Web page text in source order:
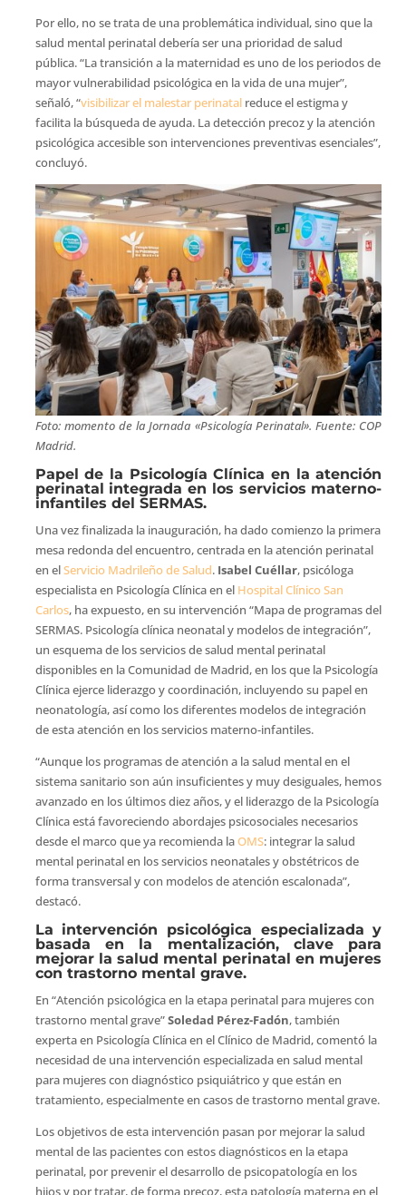
Por ello, no se trata de una problemática individual, sino que la
salud mental perinatal debería ser una prioridad de salud
pública. “La transición a la maternidad es uno de los periodos de
mayor vulnerabilidad psicológica en la vida de una mujer”,
señaló, “visibilizar el malestar perinatalreduce el estigma y
facilita la búsqueda de ayuda. La detección precoz y la atención
psicológica accesible son intervenciones preventivas esenciales”,
concluyó.
Foto: momento de la Jornada «Psicología Perinatal». Fuente: COP
Madrid.
Papel de la Psicología Clínica en la atención
perinatal integrada en los servicios materno-
infantiles del SERMAS.
Una vez finalizada la inauguración, ha dado comienzo la primera
mesa redonda del encuentro, centrada en la atención perinatal
en elServicio Madrileño de Salud. Isabel Cuéllar, psicóloga
especialista en Psicología Clínica en el Hospital Clínico San
Carlos, ha expuesto, en su intervención “Mapa de programas del
SERMAS. Psicología clínica neonatal y modelos de integración”,
un esquema de los servicios de salud mental perinatal
disponibles en la Comunidad de Madrid, en los que la Psicología
Clínica ejerce liderazgo y coordinación, incluyendo su papel en
neonatología, así como los diferentes modelos de integración
de esta atención en los servicios materno-infantiles.
“Aunque los programas de atención a la salud mental en el
sistema sanitario son aún insuficientes y muy desiguales, hemos
avanzado en los últimos diez años, y el liderazgo de la Psicología
Clínica está favoreciendo abordajes psicosociales necesarios
desde el marco que ya recomienda laOMS: integrar la salud
mental perinatal en los servicios neonatales y obstétricos de
forma transversal y con modelos de atención escalonada”,
destacó.
La intervención psicológica especializada y
basada en la mentalización, clave para
mejorar la salud mental perinatal en mujeres
con trastorno mental grave.
En “Atención psicológica en la etapa perinatal para mujeres con
trastorno mental grave”Soledad Pérez-Fadón, también
experta en Psicología Clínica en el Clínico de Madrid, comentó la
necesidad de una intervención especializada en salud mental
para mujeres con diagnóstico psiquiátrico y que están en
tratamiento, especialmente en casos de trastorno mental grave.
Los objetivos de esta intervención pasan por mejorar la salud
mental de las pacientes con estos diagnósticos en la etapa
perinatal, por prevenir el desarrollo de psicopatología en los
hijos y por tratar, de forma precoz, esta patología materna en el